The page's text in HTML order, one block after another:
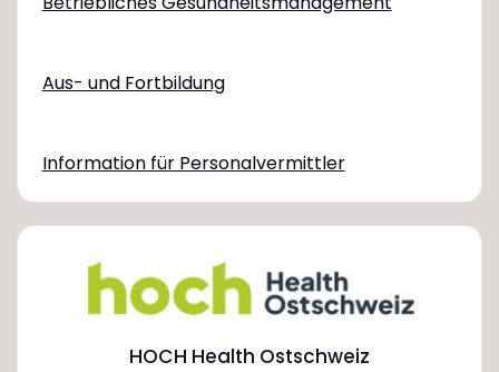
Aus- und Fortbildung
Information für Personalvermittler
HOCH Health Ostschweiz